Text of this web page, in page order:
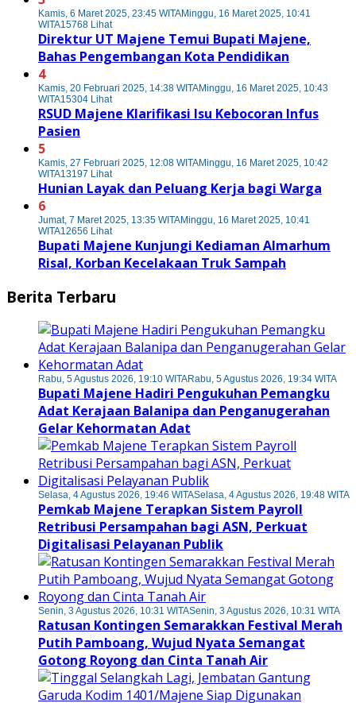
Kamis, 6 Maret 2025, 23:45 WITAMinggu, 16 Maret 2025, 10:41
WITA15768 Lihat
Direktur UT Majene Temui Bupati Majene,
Bahas Pengembangan Kota Pendidikan
4
Kamis, 20 Februari 2025, 14:38 WITAMinggu, 16 Maret 2025, 10:43
WITA15304 Lihat
RSUD Majene Klarifikasi Isu Kebocoran Infus
Pasien
5
Kamis, 27 Februari 2025, 12:08 WITAMinggu, 16 Maret 2025, 10:42
WITA13197 Lihat
Hunian Layak dan Peluang Kerja bagi Warga
6
Jumat, 7 Maret 2025, 13:35 WITAMinggu, 16 Maret 2025, 10:41
WITA12656 Lihat
Bupati Majene Kunjungi Kediaman Almarhum
Risal, Korban Kecelakaan Truk Sampah
Berita Terbaru
Rabu, 5 Agustus 2026, 19:10 WITARabu, 5 Agustus 2026, 19:34 WITA
Bupati Majene Hadiri Pengukuhan Pemangku
Adat Kerajaan Balanipa dan Penganugerahan
Gelar Kehormatan Adat
Selasa, 4 Agustus 2026, 19:46 WITASelasa, 4 Agustus 2026, 19:48 WITA
Pemkab Majene Terapkan Sistem Payroll
Retribusi Persampahan bagi ASN, Perkuat
Digitalisasi Pelayanan Publik
Senin, 3 Agustus 2026, 10:31 WITASenin, 3 Agustus 2026, 10:31 WITA
Ratusan Kontingen Semarakkan Festival Merah
Putih Pamboang, Wujud Nyata Semangat
Gotong Royong dan Cinta Tanah Air